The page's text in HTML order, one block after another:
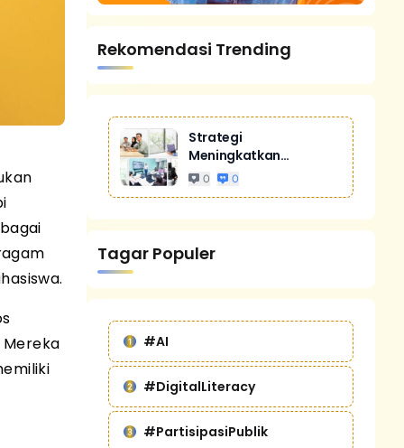
Rekomendasi Trending
Strategi
Meningkatkan
Penjualan Melalui
0 0
Tagar Populer
#AI
#DigitalLiteracy
#PartisipasiPublik